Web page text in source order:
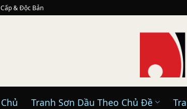
& Độc Bản
Tranh Sơn Dầu Theo Chủ Đề